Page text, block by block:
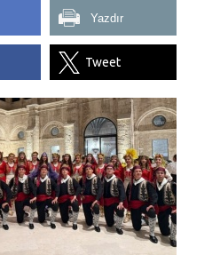
Yazdır
Tweet